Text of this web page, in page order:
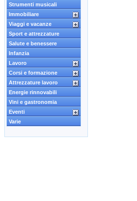
Strumenti musicali
Immobiliare
Viaggi e vacanze
Sport e attrezzature
Salute e benessere
Infanzia
Lavoro
Corsi e formazione
Attrezzature lavoro
Energie rinnovabili
Vini e gastronomia
Eventi
Varie